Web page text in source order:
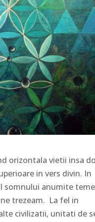
orizontala vietii insa
in vers divin. In
somnului anumite
trezeam. La fel in
civilizatii, unitati de